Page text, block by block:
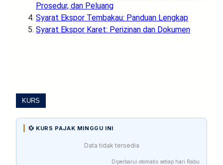
Prosedur, dan Peluang
Syarat Ekspor Tembakau: Panduan Lengkap
Syarat Ekspor Karet: Perizinan dan Dokumen
KURS
💱 KURS PAJAK MINGGU INI
Data tidak tersedia
Diperbarui otomatis setiap hari Rabu